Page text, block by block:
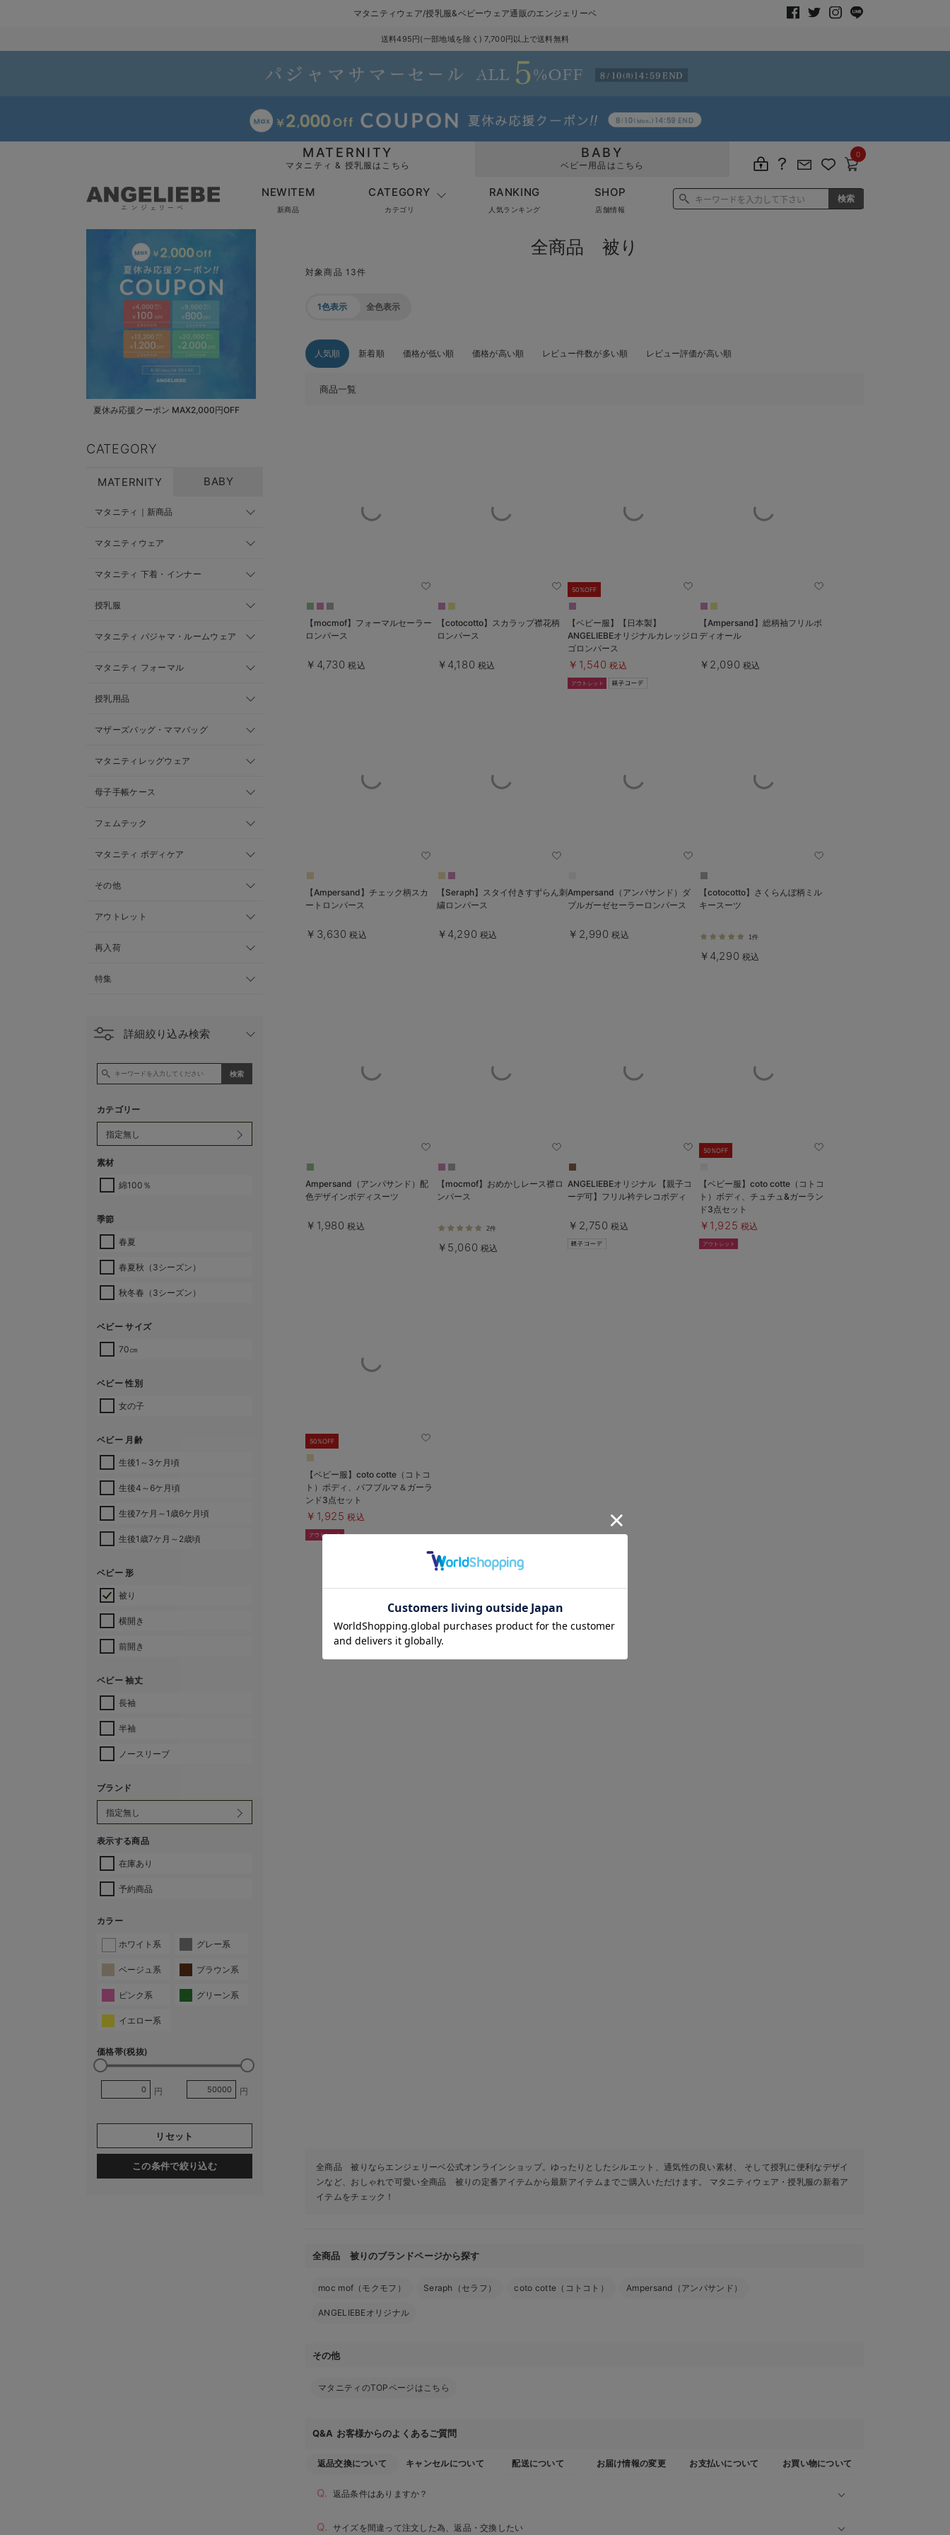
マタニティウェア/授乳服&ベビーウェア通販のエンジェリーベ
送料495円(一部地域を除く) 7,700円以上で送料無料
MATERNITY
マタニティ & 授乳服はこちら
BABY
ベビー用品はこちら
0
NEWITEM
新商品
CATEGORY
カテゴリ
RANKING
人気ランキング
SHOP
店舗情報
夏休み応援クーポン MAX2,000円OFF
CATEGORY
MATERNITY BABY
マタニティ｜新商品
マタニティウェア
マタニティ 下着・インナー
授乳服
マタニティ パジャマ・ルームウェア
マタニティ フォーマル
授乳用品
マザーズバッグ・ママバッグ
マタニティレッグウェア
母子手帳ケース
フェムテック
マタニティ ボディケア
その他
アウトレット
再入荷
特集
詳細絞り込み検索
カテゴリー
素材
綿100％
季節
春夏
春夏秋（3シーズン）
秋冬春（3シーズン）
ベビー サイズ
70㎝
ベビー 性別
女の子
ベビー 月齢
生後1～3ケ月頃
生後4～6ケ月頃
生後7ケ月～1歳6ケ月頃
生後1歳7ケ月～2歳頃
ベビー 形
被り
横開き
前開き
ベビー 袖丈
長袖
半袖
ノースリーブ
ブランド
表示する商品
在庫あり
予約商品
カラー
ホワイト系 グレー系
ベージュ系 ブラウン系
ピンク系 グリーン系
イエロー系
価格帯(税抜)
円 円
リセット
この条件で絞り込む
全商品 被り
対象商品 13件
1色表示 全色表示
人気順 新着順 価格が低い順 価格が高い順 レビュー件数が多い順 レビュー評価が高い順
商品一覧
【mocmof】フォーマルセーラー
ロンパース
￥4,730 税込
【cotocotto】スカラップ襟花柄
ロンパース
￥4,180 税込
50%OFF
【ベビー服】【日本製】
ANGELIEBEオリジナルカレッジロ
ゴロンパース
￥1,540 税込
【Ampersand】総柄袖フリルボ
ディオール
￥2,090 税込
【Ampersand】チェック柄スカ
ートロンパース
￥3,630 税込
【Seraph】スタイ付きすずらん刺
繍ロンパース
￥4,290 税込
Ampersand（アンパサンド）ダ
ブルガーゼセーラーロンパース
￥2,990 税込
【cotocotto】さくらんぼ柄ミル
キースーツ
1件
￥4,290 税込
Ampersand（アンパサンド）配
色デザインボディスーツ
￥1,980 税込
【mocmof】おめかしレース襟ロ
ンパース
2件
￥5,060 税込
ANGELIEBEオリジナル 【親子コ
ーデ可】フリル衿テレコボディ
￥2,750 税込
50%OFF
【ベビー服】coto cotte（コトコ
ト）ボディ、チュチュ&ガーラン
ド3点セット
￥1,925 税込
50%OFF
【ベビー服】coto cotte（コトコ
ト）ボディ、パフブルマ＆ガーラ
ンド3点セット
￥1,925 税込
全商品 被りならエンジェリーベ公式オンラインショップ。ゆったりとしたシルエット、通気性の良い素材、 そして授乳に便利なデザイ
ンなど、おしゃれで可愛い全商品 被りの定番アイテムから最新アイテムまでご購入いただけます。 マタニティウェア・授乳服の新着ア
イテムをチェック！
全商品 被りのブランドページから探す
moc mof（モクモフ） Seraph（セラフ） coto cotte（コトコト） Ampersand（アンパサンド）
ANGELIEBEオリジナル
その他
マタニティのTOPページはこちら
Q&A お客様からのよくあるご質問
返品交換について キャンセルについて 配送について お届け情報の変更 お支払いについて お買い物について
返品条件はありますか？
サイズを間違って注文した為、返品・交換したい
お気に入り商品を確認する